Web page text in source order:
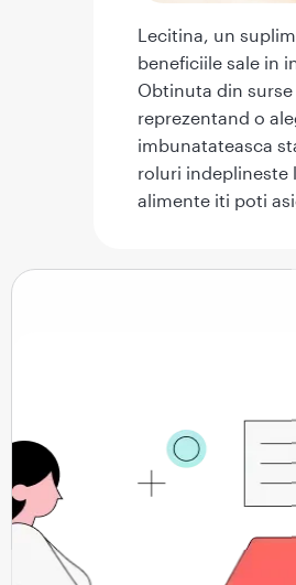
Lecitina, un
beneficiile sale in
Obtinuta din
reprezentand o
imbunatateasca
roluri indeplineste
alimente iti poti
Lecitina este un
produsa, in mod
poate fi, de
Structura chimica
grasimi, facandu-
lecitina poate
normal, nu se